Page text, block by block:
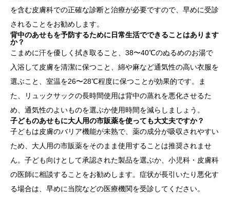
を含む皮膚科での正確な診断と治療が必要ですので、早めに受診
されることをお勧めします。
背中のあせもを予防するために日常生活でできることはあります
か？
こまめに汗を優しく拭き取ること、38〜40℃のぬるめのお湯で
入浴して皮膚を清潔に保つこと、綿や麻など通気性の高い衣服を
選ぶこと、室温を26〜28℃程度に保つことが効果的です。ま
た、リュックサックの長時間使用は背中の蒸れを悪化させるた
め、通気性のよいものを選ぶか使用時間を減らしましょう。
子どものあせもに大人用の市販薬を使っても大丈夫ですか？
子どもは皮膚のバリア機能が未熟で、薬の成分が吸収されやすい
ため、大人用の市販薬をそのまま使用することは推奨されませ
ん。子ども向けとして承認された製品を選ぶか、小児科・皮膚科
の医師に相談することをお勧めします。症状が長引いたり悪化す
る場合は、早めに当院などの医療機関を受診してください。